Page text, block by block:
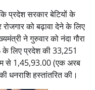
प्रदेश सरकार बेटियों के
को बढ़ावा देने के लिए
ने गुरुवार को नंदा गौरा
के लिए प्रदेश की 33,251
से 1,45,93.00 (एक अरब
धनराशि हस्तांतरित की।